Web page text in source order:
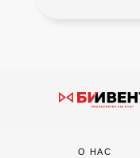
О НАС